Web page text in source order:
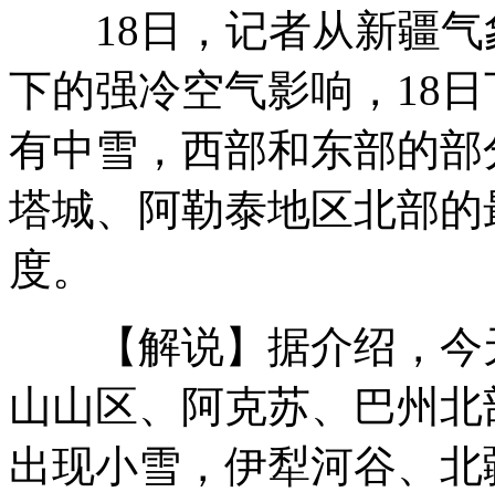
北约称部署"爱国者"只为防御
安倍与奥巴马今晨通话
18日，记者从新疆气
下的强冷空气影响，18
有中雪，西部和东部的
塔城、阿勒泰地区北部
度。
【解说】据介绍，今
山山区、阿克苏、巴州
出现小雪，伊犁河谷、